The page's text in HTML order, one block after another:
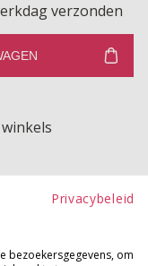
verzonden
eyecatcher
is een echte
Privacybeleid
bezoekersgegevens, om